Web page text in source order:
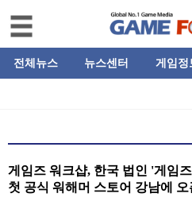
전체뉴스 뉴스센터 게임정
게임즈 워크샵, 한국 법인 '게임
첫 공식 워해머 스토어 강남에 오